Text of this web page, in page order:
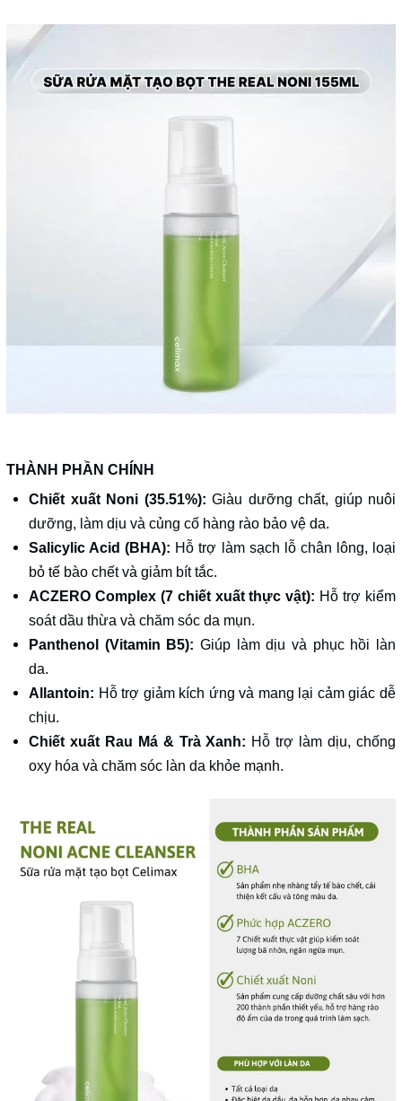
THÀNH PHẦN CHÍNH
Chiết xuất Noni (35.51%): Giàu dưỡng chất, giúp nuôi
dưỡng, làm dịu và củng cố hàng rào bảo vệ da.
Salicylic Acid (BHA): Hỗ trợ làm sạch lỗ chân lông, loại
bỏ tế bào chết và giảm bít tắc.
ACZERO Complex (7 chiết xuất thực vật): Hỗ trợ kiểm
soát dầu thừa và chăm sóc da mụn.
Panthenol (Vitamin B5): Giúp làm dịu và phục hồi làn
da.
Allantoin: Hỗ trợ giảm kích ứng và mang lại cảm giác dễ
chịu.
Chiết xuất Rau Má & Trà Xanh: Hỗ trợ làm dịu, chống
oxy hóa và chăm sóc làn da khỏe mạnh.